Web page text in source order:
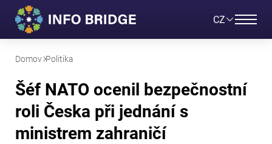
CZ
Domov Politika
Šéf NATO ocenil bezpečnostní
roli Česka při jednání s
ministrem zahraničí